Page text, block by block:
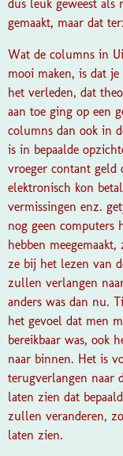
dus leuk geweest als
gemaakt, maar dat
Wat de columns in
mooi maken, is dat
het verleden, dat
aan toe ging op een
columns dan ook in
is in bepaalde
vroeger contant geld
elektronisch kon
vermissingen enz.
nog geen computers
hebben
ze bij het lezen van
zullen verlangen
anders was dan nu.
het gevoel dat men
bereikbaar was, ook
naar binnen. Het is
terugverlangen naar
laten zien dat
zullen veranderen,
laten zien.